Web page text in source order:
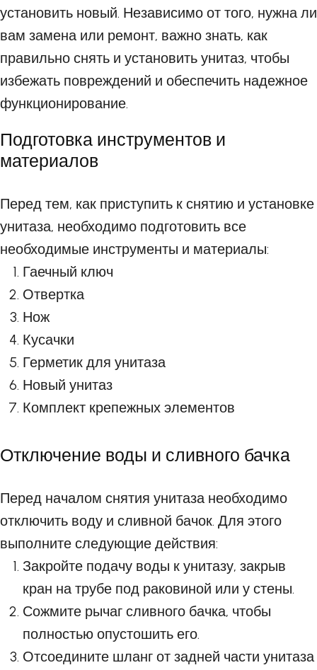
установить новый. Независимо от того, нужна ли
вам замена или ремонт, важно знать, как
правильно снять и установить унитаз, чтобы
избежать повреждений и обеспечить надежное
функционирование.
Подготовка инструментов и
материалов
Перед тем, как приступить к снятию и установке
унитаза, необходимо подготовить все
необходимые инструменты и материалы:
Гаечный ключ
Отвертка
Нож
Кусачки
Герметик для унитаза
Новый унитаз
Комплект крепежных элементов
Отключение воды и сливного бачка
Перед началом снятия унитаза необходимо
отключить воду и сливной бачок. Для этого
выполните следующие действия:
Закройте подачу воды к унитазу, закрыв
кран на трубе под раковиной или у стены.
Сожмите рычаг сливного бачка, чтобы
полностью опустошить его.
Отсоедините шланг от задней части унитаза